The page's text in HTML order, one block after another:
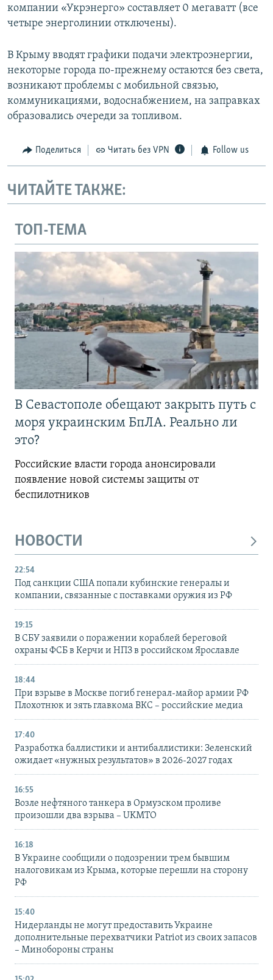
компании «Укрэнерго» составляет 0 мегаватт (все
четыре энерголинии отключены).
В Крыму вводят графики подачи электроэнергии,
некоторые города по-прежнему остаются без света,
возникают проблемы с мобильной связью,
коммуникациями, водоснабжением, на заправках
образовались очереди за топливом.
Поделиться Читать без VPN Follow us
ЧИТАЙТЕ ТАКЖЕ:
ТОП-ТЕМА
В Севастополе обещают закрыть путь с
моря украинским БпЛА. Реально ли
это?
Российские власти города анонсировали
появление новой системы защиты от
беспилотников
НОВОСТИ
22:54
Под санкции США попали кубинские генералы и
компании, связанные с поставками оружия из РФ
19:15
В СБУ заявили о поражении кораблей береговой
охраны ФСБ в Керчи и НПЗ в российском Ярославле
18:44
При взрыве в Москве погиб генерал-майор армии РФ
Плохотнюк и зять главкома ВКС – российские медиа
17:40
Разработка баллистики и антибаллистики: Зеленский
ожидает «нужных результатов» в 2026-2027 годах
16:55
Возле нефтяного танкера в Ормузском проливе
произошли два взрыва – UKMTO
16:18
В Украине сообщили о подозрении трем бывшим
налоговикам из Крыма, которые перешли на сторону
РФ
15:40
Нидерланды не могут предоставить Украине
дополнительные перехватчики Patriot из своих запасов
– Минобороны страны